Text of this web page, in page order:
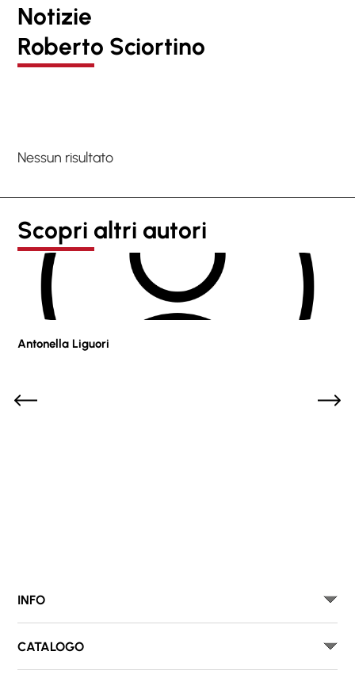
Notizie
Roberto Sciortino
Nessun risultato
Scopri altri autori
Antonella Liguori
INFO
CATALOGO